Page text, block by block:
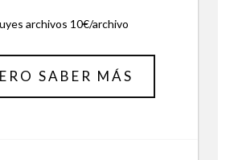
archivos 10€/archivo
SABER MÁS